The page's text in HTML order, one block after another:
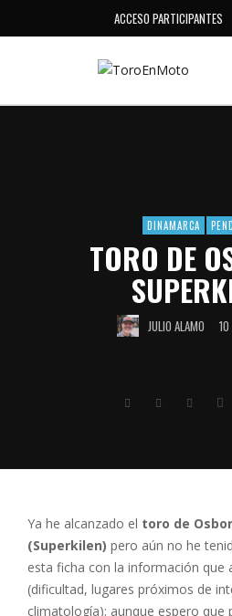
ACCESO PARTICIPANTES
DINAMARCA
TORO DE
JULIO ALAMO
Ya he alcanzado el toro de
(Superkilen) pero aún no he
esta ficha con la información que
(dificultad, lugares próximos de
climatología); aunque espero que